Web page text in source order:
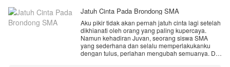
badannya dan melangkah cepat dengan
menundukkan kepalanya untuk menyembunyikan
air matanya.
Bruuk... wanita itu menabrak seorang pria di dekat
pintu keluar.
mengatakan akan menikahi adik Zora, yang
menyembuhkan luka-lukanya sendirian dan
terpaksa meninggalkan kota kelahirannya
Tapi di kota tempat tinggal Zora dia tidak sengaja
mendapat pekerjaan sebagai ibu susu, akankah
Jatuh Cinta Pada Brondong SMA
Aku pikir tidak akan pernah jatuh cinta lagi setelah
dikhianati oleh orang yang paling kupercaya.
Namun kehadiran Juvan, seorang siswa SMA
yang sederhana dan selalu memperlakukanku
dengan tulus, perlahan mengubah semuanya. Di